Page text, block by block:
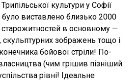
культури у Софії
було виставлено близько 2000
старожитностей в основному —
скульптурних зображень тощо і
бойової стріли! По-
(чим грішив пізніший
рівні! Ідеальне